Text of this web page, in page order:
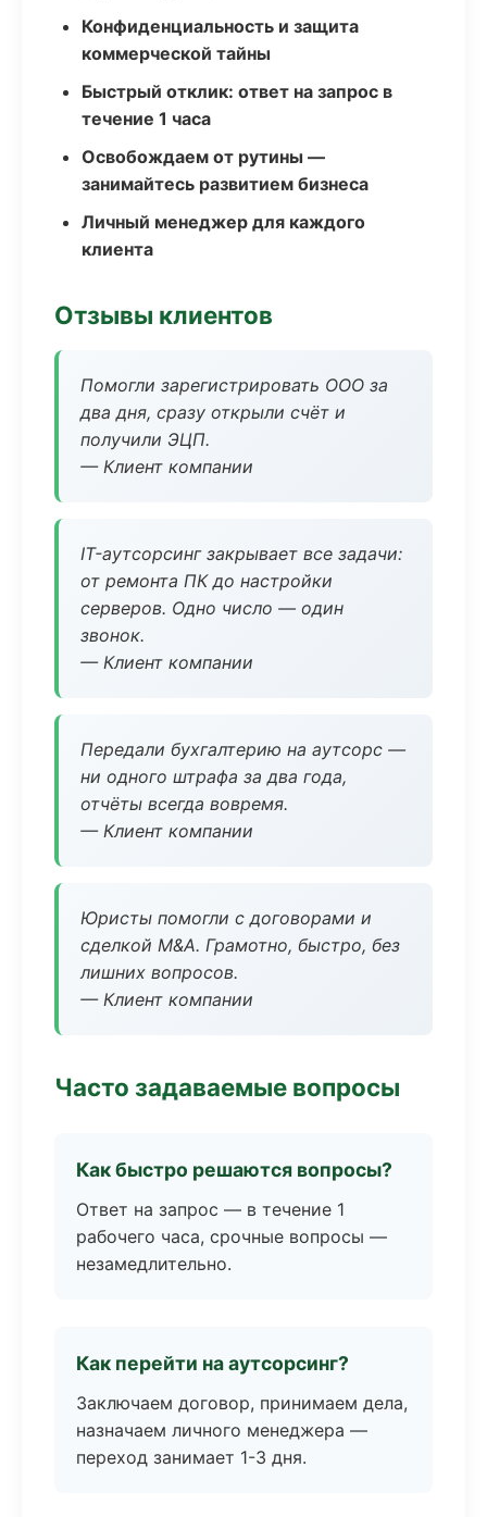
Конфиденциальность и защита
коммерческой тайны
Быстрый отклик: ответ на запрос в
течение 1 часа
Освобождаем от рутины —
занимайтесь развитием бизнеса
Личный менеджер для каждого
клиента
Отзывы клиентов
Помогли зарегистрировать ООО за
два дня, сразу открыли счёт и
получили ЭЦП.
— Клиент компании
IT-аутсорсинг закрывает все задачи:
от ремонта ПК до настройки
серверов. Одно число — один
звонок.
— Клиент компании
Передали бухгалтерию на аутсорс —
ни одного штрафа за два года,
отчёты всегда вовремя.
— Клиент компании
Юристы помогли с договорами и
сделкой M&A. Грамотно, быстро, без
лишних вопросов.
— Клиент компании
Часто задаваемые вопросы
Как быстро решаются вопросы?
Ответ на запрос — в течение 1
рабочего часа, срочные вопросы —
незамедлительно.
Как перейти на аутсорсинг?
Заключаем договор, принимаем дела,
назначаем личного менеджера —
переход занимает 1-3 дня.